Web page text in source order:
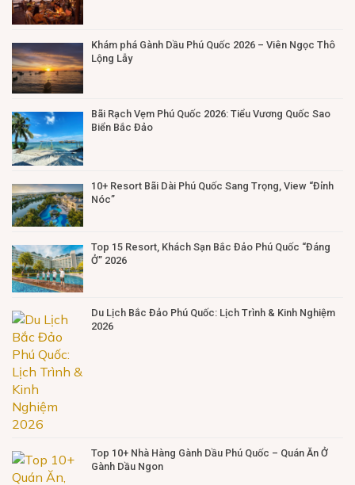
Khám phá Gành Dầu Phú Quốc 2026 – Viên Ngọc Thô
Lộng Lẫy
Bãi Rạch Vẹm Phú Quốc 2026: Tiểu Vương Quốc Sao
Biển Bắc Đảo
10+ Resort Bãi Dài Phú Quốc Sang Trọng, View “Đỉnh
Nóc”
Top 15 Resort, Khách Sạn Bắc Đảo Phú Quốc “Đáng
Ở” 2026
Du Lịch Bắc Đảo Phú Quốc: Lịch Trình & Kinh Nghiệm
2026
Top 10+ Nhà Hàng Gành Dầu Phú Quốc – Quán Ăn Ở
Gành Dầu Ngon